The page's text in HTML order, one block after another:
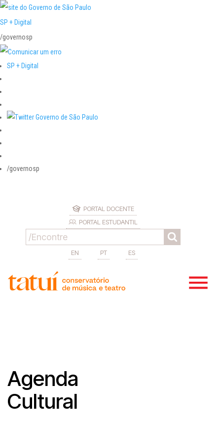
SP + Digital
/governosp
SP + Digital
/governosp
PORTAL DOCENTE
PORTAL ESTUDANTIL
EN PT ES
Agenda
Cultural